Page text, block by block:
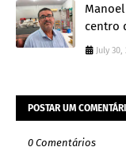
centro
July 30,
POSTAR UM
0 Comentários